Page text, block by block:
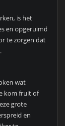
is het
en opgeruimd
te zorgen dat
wat
kom fruit of
grote
en